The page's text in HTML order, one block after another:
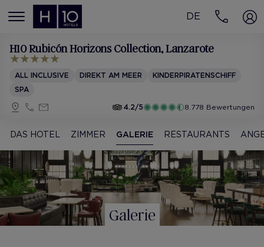
MENÚ
DE
H10 Rubicón Horizons Collection, Lanzarote
ALL INCLUSIVE DIREKT AM MEER
KINDERPIRATENSCHIFF
SPA
4.2/5
8.778 Bewertungen
DAS HOTEL ZIMMER GALERIE RESTAURANTS
Galerie